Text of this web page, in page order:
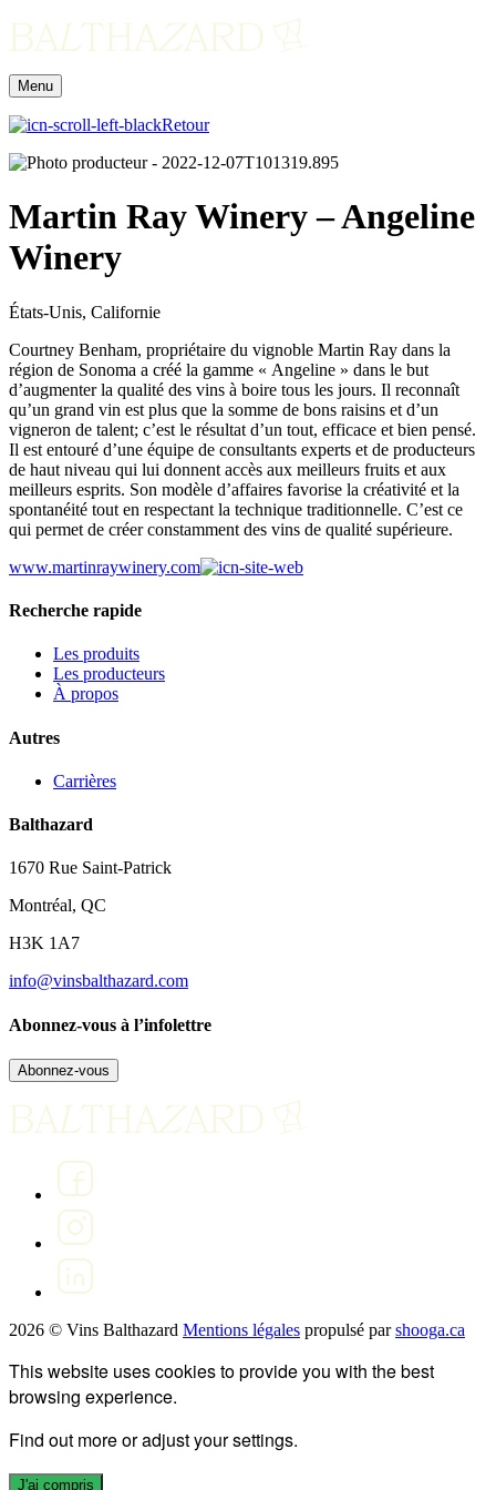
Menu
Retour
Martin Ray Winery – Angeline
Winery
États-Unis, Californie
Courtney Benham, propriétaire du vignoble Martin Ray dans la
région de Sonoma a créé la gamme « Angeline » dans le but
d’augmenter la qualité des vins à boire tous les jours. Il reconnaît
qu’un grand vin est plus que la somme de bons raisins et d’un
vigneron de talent; c’est le résultat d’un tout, efficace et bien pensé.
Il est entouré d’une équipe de consultants experts et de producteurs
de haut niveau qui lui donnent accès aux meilleurs fruits et aux
meilleurs esprits. Son modèle d’affaires favorise la créativité et la
spontanéité tout en respectant la technique traditionnelle. C’est ce
qui permet de créer constamment des vins de qualité supérieure.
www.martinraywinery.com
Recherche rapide
Les produits
Les producteurs
À propos
Autres
Carrières
Balthazard
1670 Rue Saint-Patrick
Montréal, QC
H3K 1A7
info@vinsbalthazard.com
Abonnez-vous à l’infolettre
Abonnez-vous
2026 © Vins Balthazard Mentions légales propulsé parshooga.ca
This website uses cookies to provide you with the best
browsing experience.
Find out more or adjust yoursettings.
J'ai compris